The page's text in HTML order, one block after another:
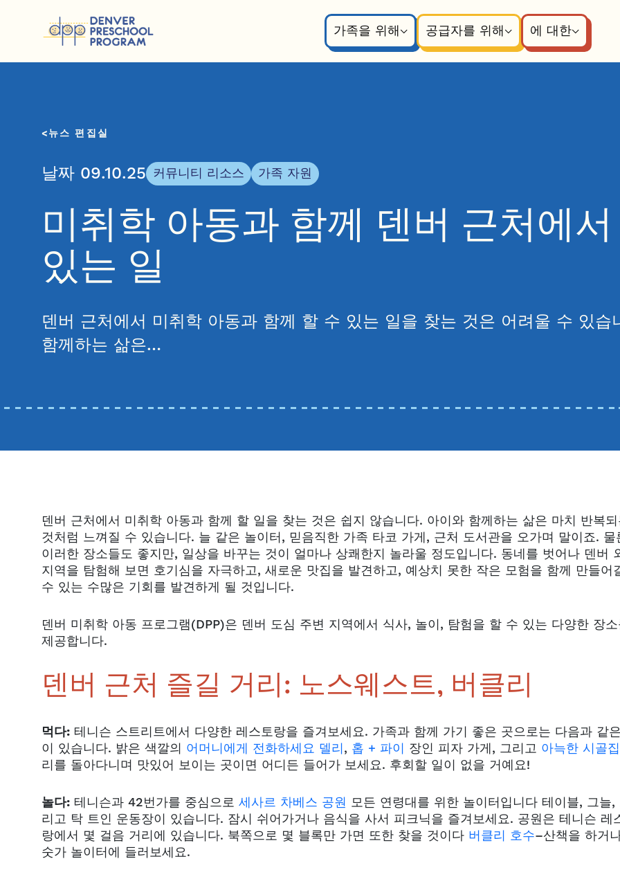
가족을 위해
공급자를 위해 에 대한
뉴스 편집실
날짜 09.10.25 커뮤니티 리소스 가족 자원
미취학 아동과 함께 덴버 근처에서
있는 일
덴버 근처에서 미취학 아동과 함께 할 수 있는 일을 찾는 것은 어려울 수 있습
함께하는 삶은…
덴버 근처에서 미취학 아동과 함께 할 일을 찾는 것은 쉽지 않습니다. 아이와 함께하는 삶은 마치 반복되
것처럼 느껴질 수 있습니다. 늘 같은 놀이터, 믿음직한 가족 타코 가게, 근처 도서관을 오가며 말이죠. 물
이러한 장소들도 좋지만, 일상을 바꾸는 것이 얼마나 상쾌한지 놀라울 정도입니다. 동네를 벗어나 덴버
지역을 탐험해 보면 호기심을 자극하고, 새로운 맛집을 발견하고, 예상치 못한 작은 모험을 함께 만들어
수 있는 수많은 기회를 발견하게 될 것입니다.
덴버 미취학 아동 프로그램(DPP)은 덴버 도심 주변 지역에서 식사, 놀이, 탐험을 할 수 있는 다양한 장소
제공합니다.
덴버 근처 즐길 거리: 노스웨스트, 버클리
먹다: 테니슨 스트리트에서 다양한 레스토랑을 즐겨보세요. 가족과 함께 가기 좋은 곳으로는 다음과 같
이 있습니다. 밝은 색깔의 어머니에게 전화하세요 델리, 홉 + 파이 장인 피자 가게, 그리고 아늑한 시골집
리를 돌아다니며 맛있어 보이는 곳이면 어디든 들어가 보세요. 후회할 일이 없을 거예요!
놀다: 테니슨과 42번가를 중심으로 세사르 차베스 공원 모든 연령대를 위한 놀이터입니다 테이블, 그늘,
리고 탁 트인 운동장이 있습니다. 잠시 쉬어가거나 음식을 사서 피크닉을 즐겨보세요. 공원은 테니슨 레
랑에서 몇 걸음 거리에 있습니다. 북쪽으로 몇 블록만 가면 또한 찾을 것이다 버클리 호수–산책을 하거
숫가 놀이터에 들러보세요.